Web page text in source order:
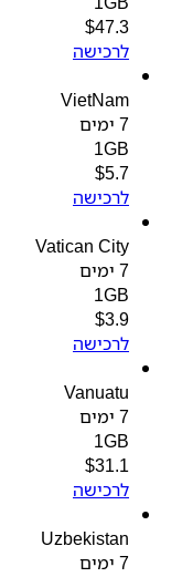
$47.3
לרכישה
VietNam
1GB
$
לרכישה
Vatican City
1GB
$
לרכישה
Vanuatu
1GB
$31.1
לרכישה
Uzbekistan